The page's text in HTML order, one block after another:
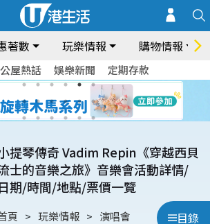
著數 玩樂情報 購物情報
公屋熱話 娛樂新聞 定期存款
目錄
提琴傳奇 Vadim Repin《穿越西貝
士的音樂之旅》音樂會活動詳情/
日期/時間/地點/票價一覽
頁 玩樂情報 演唱會